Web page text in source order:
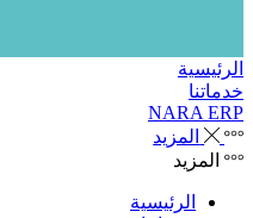
الرئيسية
خدماتنا
NARA ERP
المزيد
المزيد
الرئيسية